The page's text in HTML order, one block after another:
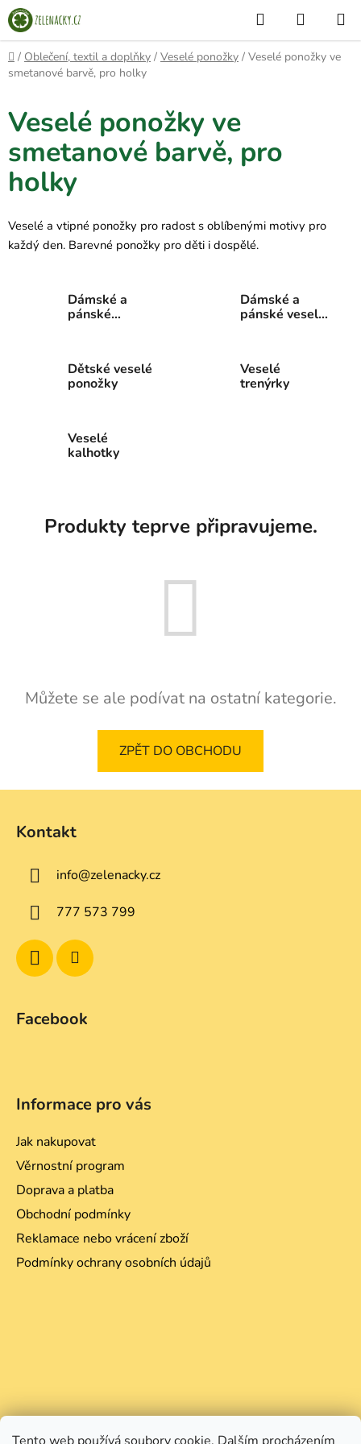
Přejít
na
obsah
Hledat
KOŠÍK
Domů
/ Oblečení, textil a doplňky / Veselé ponožky / Veselé ponožky ve
smetanové barvě, pro holky
Veselé ponožky ve
smetanové barvě, pro
holky
Veselé a vtipné ponožky pro radost s oblíbenými motivy pro
každý den. Barevné ponožky pro děti i dospělé.
Dámské a
pánské
Dámské a
pánské veselé
Dětské veselé
ponožky
Veselé
trenýrky
Veselé
kalhotky
Produkty teprve připravujeme.
Můžete se ale podívat na ostatní kategorie.
ZPĚT DO OBCHODU
Kontakt
info@zelenacky.cz
777 573 799
Facebook
Informace pro vás
Jak nakupovat
Věrnostní program
Doprava a platba
Obchodní podmínky
Reklamace nebo vrácení zboží
Podmínky ochrany osobních údajů